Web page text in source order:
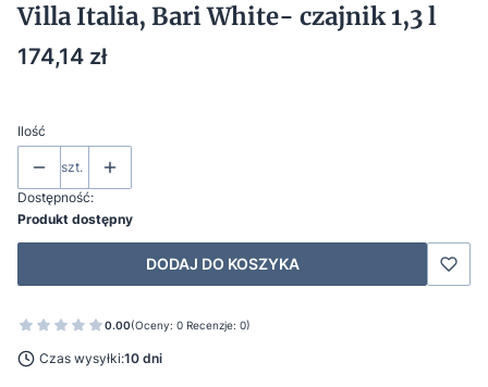
Villa Italia, Bari White- czajnik 1,3 l
Cena
174,14 zł
Ilość
szt.
Dostępność:
Produkt dostępny
DODAJ DO KOSZYKA
0.00(Oceny: 0 Recenzje: 0)
Czas wysyłki:10 dni